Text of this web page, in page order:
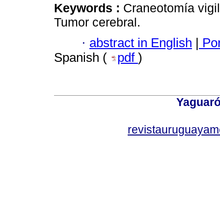
Keywords : Craneotomía
Tumor cerebral.
· abstract in English
Spanish (
pdf )